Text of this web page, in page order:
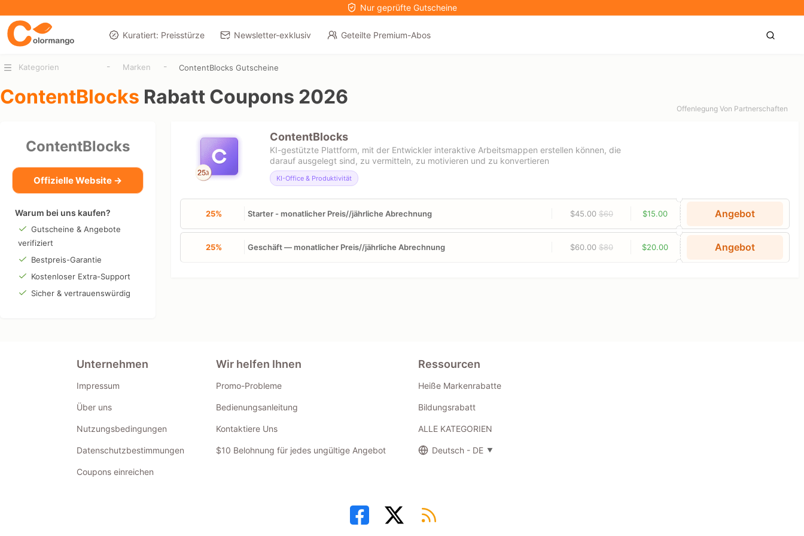
Nur geprüfte Gutscheine
Kuratiert: Preisstürze Newsletter-exklusiv Geteilte Premium-Abos
Kategorien - Marken - ContentBlocks Gutscheine
ContentBlocks Rabatt Coupons 2026
Offenlegung Von Partnerschaften
ContentBlocks
Offizielle Website →
Warum bei uns kaufen?
Gutscheine & Angebote
verifiziert
Bestpreis-Garantie
Kostenloser Extra-Support
Sicher & vertrauenswürdig
ContentBlocks
KI-gestützte Plattform, mit der Entwickler interaktive Arbeitsmappen erstellen können, die
darauf ausgelegt sind, zu vermitteln, zu motivieren und zu konvertieren
KI-Office & Produktivität
25% Starter - monatlicher Preis//jährliche Abrechnung $45.00 $60 $15.00 Angebot
25% Geschäft — monatlicher Preis//jährliche Abrechnung $60.00 $80 $20.00 Angebot
Unternehmen
Impressum
Über uns
Nutzungsbedingungen
Datenschutzbestimmungen
Coupons einreichen
Wir helfen Ihnen
Promo-Probleme
Bedienungsanleitung
Kontaktiere Uns
$10 Belohnung für jedes ungültige Angebot
Ressourcen
Heiße Markenrabatte
Bildungsrabatt
ALLE KATEGORIEN
Deutsch - DE